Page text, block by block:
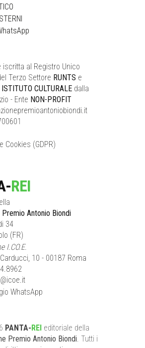
iscritta al Registro Unico
Terzo Settore RUNTS e
ISTITUTO CULTURALE dalla
- Ente NON-PROFIT
Cookies (GDPR)
REI
Premio Antonio Biondi
34
(FR)
I.CO.E.
10 - 00187 Roma
WhatsApp
PANTA-REI editoriale della
Premio Antonio Biondi . Tutti i